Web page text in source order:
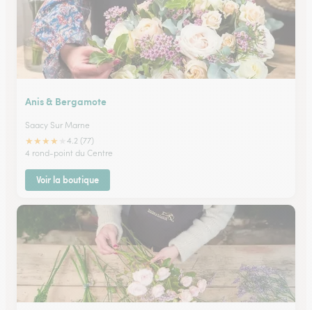
Anis & Bergamote
Saacy Sur Marne
★★★★
4.2 (77)
4 rond-point du Centre
Voir la boutique